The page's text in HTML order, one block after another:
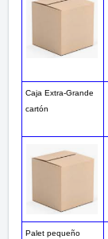
Caja Extra-Grande
cartón
Palet pequeño